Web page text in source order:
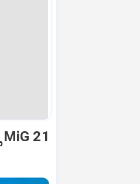
21